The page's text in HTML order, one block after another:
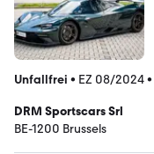
Unfallfrei • EZ 08/2024•
DRM Sportscars Srl
BE-1200 Brussels